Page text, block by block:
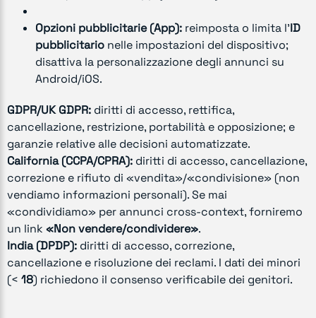
Opzioni pubblicitarie (App): reimposta o limita l’ID
pubblicitario nelle impostazioni del dispositivo;
disattiva la personalizzazione degli annunci su
Android/iOS.
GDPR/UK GDPR: diritti di accesso, rettifica,
cancellazione, restrizione, portabilità e opposizione; e
garanzie relative alle decisioni automatizzate.
California (CCPA/CPRA): diritti di accesso, cancellazione,
correzione e rifiuto di «vendita»/«condivisione» (non
vendiamo informazioni personali). Se mai
«condividiamo» per annunci cross-context, forniremo
un link «Non vendere/condividere».
India (DPDP): diritti di accesso, correzione,
cancellazione e risoluzione dei reclami. I dati dei minori
(< 18) richiedono il consenso verificabile dei genitori.